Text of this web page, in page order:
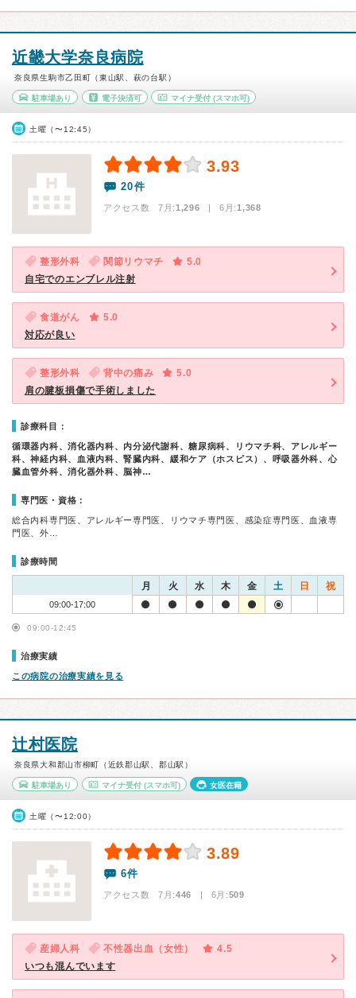
近畿大学奈良病院
奈良県生駒市乙田町（東山駅、萩の台駅）
駐車場あり 電子決済可 マイナ受付 (スマホ可)
土曜（〜12:45）
3.93
20件
アクセス数 7月:1,296 | 6月:1,368
整形外科 関節リウマチ
5.0
自宅でのエンブレル注射
食道がん
5.0
対応が良い
整形外科 背中の痛み
5.0
肩の腱板損傷で手術しました
診療科目：
循環器内科、消化器内科、内分泌代謝科、糖尿病科、リウマチ科、アレルギー
科、神経内科、血液内科、腎臓内科、緩和ケア（ホスピス）、呼吸器外科、心
臓血管外科、消化器外科、脳神…
専門医・資格：
総合内科専門医、アレルギー専門医、リウマチ専門医、感染症専門医、血液専
門医、外…
診療時間
月 火 水 木 金 土 日 祝
09:00-17:00
09:00-12:45
治療実績
この病院の治療実績を見る
辻村医院
奈良県大和郡山市柳町（近鉄郡山駅、郡山駅）
駐車場あり マイナ受付(スマホ可) 女医在籍
土曜（〜12:00）
3.89
6件
アクセス数 7月:446 | 6月:509
産婦人科 不性器出血（女性）
4.5
いつも混んでいます